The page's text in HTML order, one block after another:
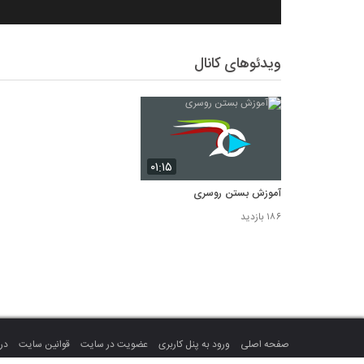
ویدئوهای کانال
۰۱:۱۵
آموزش بستن روسری
۱۸۶ بازدید
صفحه اصلی ورود به پنل کاربری عضویت در سایت قوانین سایت